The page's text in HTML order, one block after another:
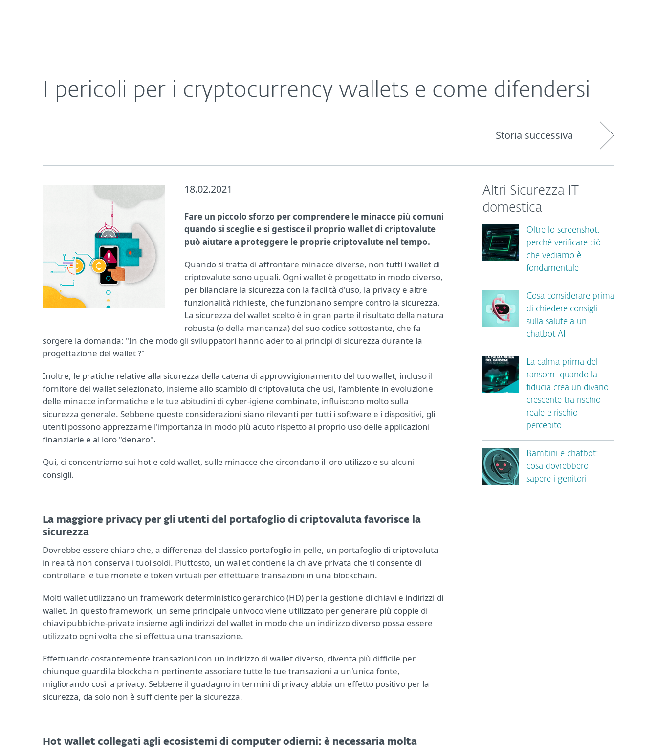
I pericoli per i cryptocurrency wallets e come difendersi
Storia successiva
18.02.2021
Fare un piccolo sforzo per comprendere le minacce più comuni
quando si sceglie e si gestisce il proprio wallet di criptovalute
può aiutare a proteggere le proprie criptovalute nel tempo.
Quando si tratta di affrontare minacce diverse, non tutti i wallet di
criptovalute sono uguali. Ogni wallet è progettato in modo diverso,
per bilanciare la sicurezza con la facilità d'uso, la privacy e altre
funzionalità richieste, che funzionano sempre contro la sicurezza.
La sicurezza del wallet scelto è in gran parte il risultato della natura
robusta (o della mancanza) del suo codice sottostante, che fa
sorgere la domanda: "In che modo gli sviluppatori hanno aderito ai principi di sicurezza durante la
progettazione del wallet ?"
Inoltre, le pratiche relative alla sicurezza della catena di approvvigionamento del tuo wallet, incluso il
fornitore del wallet selezionato, insieme allo scambio di criptovaluta che usi, l'ambiente in evoluzione
delle minacce informatiche e le tue abitudini di cyber-igiene combinate, influiscono molto sulla
sicurezza generale. Sebbene queste considerazioni siano rilevanti per tutti i software e i dispositivi, gli
utenti possono apprezzarne l'importanza in modo più acuto rispetto al proprio uso delle applicazioni
finanziarie e al loro "denaro".
Qui, ci concentriamo sui hot e cold wallet, sulle minacce che circondano il loro utilizzo e su alcuni
consigli.
La maggiore privacy per gli utenti del portafoglio di criptovaluta favorisce la
sicurezza
Dovrebbe essere chiaro che, a differenza del classico portafoglio in pelle, un portafoglio di criptovaluta
in realtà non conserva i tuoi soldi. Piuttosto, un wallet contiene la chiave privata che ti consente di
controllare le tue monete e token virtuali per effettuare transazioni in una blockchain.
Molti wallet utilizzano un framework deterministico gerarchico (HD) per la gestione di chiavi e indirizzi di
wallet. In questo framework, un seme principale univoco viene utilizzato per generare più coppie di
chiavi pubbliche-private insieme agli indirizzi del wallet in modo che un indirizzo diverso possa essere
utilizzato ogni volta che si effettua una transazione.
Effettuando costantemente transazioni con un indirizzo di wallet diverso, diventa più difficile per
chiunque guardi la blockchain pertinente associare tutte le tue transazioni a un'unica fonte,
migliorando così la privacy. Sebbene il guadagno in termini di privacy abbia un effetto positivo per la
sicurezza, da solo non è sufficiente per la sicurezza.
Hot wallet collegati agli ecosistemi di computer odierni: è necessaria molta
Altri Sicurezza IT
domestica
Oltre lo screenshot:
perché verificare ciò
che vediamo è
fondamentale
Cosa considerare prima
di chiedere consigli
sulla salute a un
chatbot AI
La calma prima del
ransom: quando la
fiducia crea un divario
crescente tra rischio
reale e rischio
percepito
Bambini e chatbot:
cosa dovrebbero
sapere i genitori